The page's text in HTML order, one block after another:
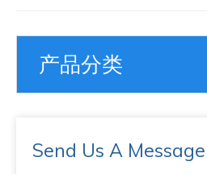
产品分类
Send Us A Message